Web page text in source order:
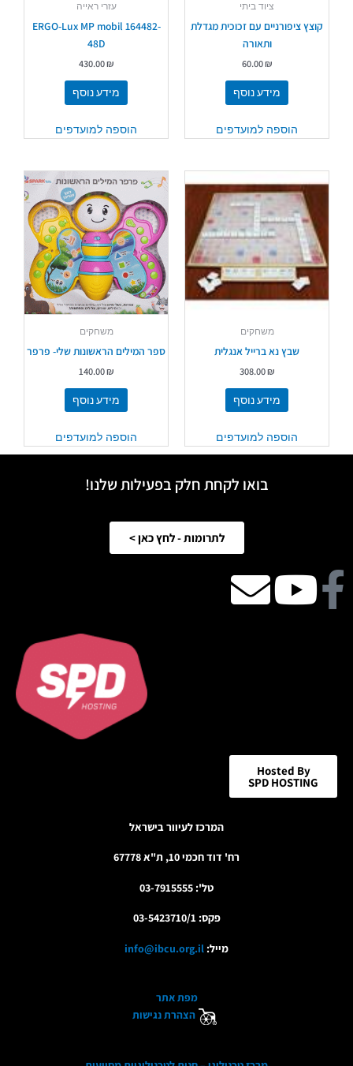
ציוד ביתי
קוצץ ציפורניים עם זכוכית מגדלת
ותאורה
60.00₪
מידע נוסף
הוספה למועדפים
עזרי ראייה
ERGO-Lux MP mobil 164482-
48D
430.00₪
מידע נוסף
הוספה למועדפים
משחקים
שבץ נא ברייל אנגלית
308.00₪
מידע נוסף
הוספה למועדפים
משחקים
ספר המילים הראשונות שלי- פרפר
140.00₪
מידע נוסף
הוספה למועדפים
בואו לקחת חלק בפעילות שלנו!
לתרומות - לחץ כאן >
Facebook
Youtube
email
Hosted By
SPD HOSTING
המרכז לעיוור בישראל
רח' דוד חכמי 10, ת"א 67778
טל': 03-7915555
פקס: 03-5423710/1
מייל: info@ibcu.org.il
מפת אתר
הצהרת נגישות